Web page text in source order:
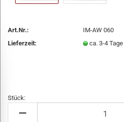
Art.Nr.:
IM-AW 060
Lieferzeit:
ca. 3-4 Tage
Stück: